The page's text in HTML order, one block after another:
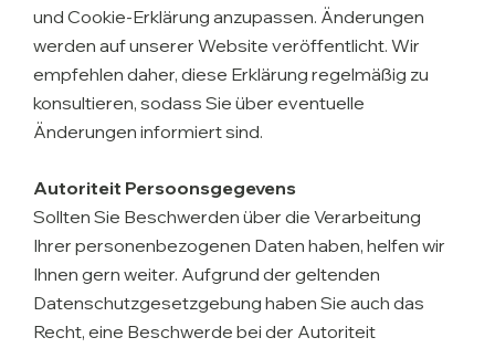
und Cookie-Erklärung anzupassen. Änderungen
werden auf unserer Website veröffentlicht. Wir
empfehlen daher, diese Erklärung regelmäßig zu
konsultieren, sodass Sie über eventuelle
Änderungen informiert sind.
Autoriteit Persoonsgegevens
Sollten Sie Beschwerden über die Verarbeitung
Ihrer personenbezogenen Daten haben, helfen wir
Ihnen gern weiter. Aufgrund der geltenden
Datenschutzgesetzgebung haben Sie auch das
Recht, eine Beschwerde bei der Autoriteit